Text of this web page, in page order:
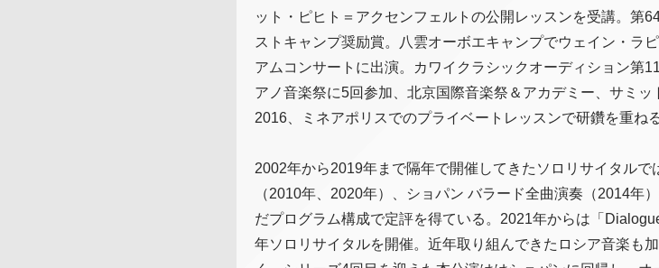
ット・ピヒト＝アクセンフェルトの公開レッスンを受講。第
ストキャンプ奨励賞。八雲オーボエキャンプでウェイン・ラ
アムコンサートに出演。カワイクラシックオーディション第
アノ音楽祭に5回参加、北京国際音楽祭＆アカデミー、サミ
2016、ミネアポリスでのプライベートレッスンで研鑽を重ねる
2002年から2019年まで隔年で開催してきたソロリサイタル
（2010年、2020年）、ショパン バラード全曲演奏（2014年
だプログラム構成で定評を得ている。2021年からは「
年ソロリサイタルを開催。近年取り組んできたロシア音楽も